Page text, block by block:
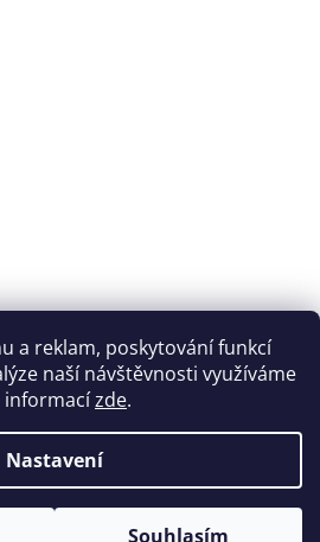
a reklam, poskytování funkcí
naší návštěvnosti využíváme
informacízde.
Nastavení
Souhlasím
Mámy z gruntu